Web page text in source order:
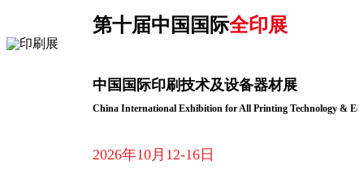
第十届中国国际全印展
中国国际印刷技术及设备器材展
China International Exhibition for All Printing Technology &
2026年10月12-16日